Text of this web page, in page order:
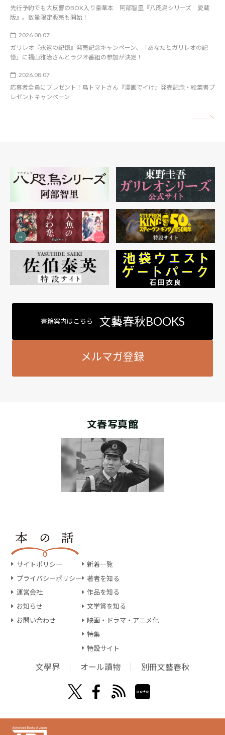
先行予約でも大反響のBOX入り豪華本 阿部智里『八咫烏シリーズ 愛蔵
版』。数量限定販売も開始！
2026.08.07
ガリレオ『永遠の記憶』発売記念キャンペーン、「あなたとガリレオの記
憶」に福山雅治さんとラジオ番組の参加が決定！
2026.08.07
応募者全員にプレゼント！鳥トマトさん『漫画でイけ』発売記念・絵葉書プ
レゼントキャンペーン
書籍案内はこちら 文藝春秋BOOKS
メルマガ登録
文春写真館
サイトポリシー
プライバシーポリシー
運営会社
お知らせ
お問い合わせ
新着一覧
著者を知る
作品を知る
文学賞を知る
映画・ドラマ・アニメ化
特集
特設サイト
文學界 オール讀物 別冊文藝春秋